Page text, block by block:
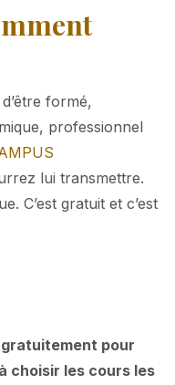
formé,
professionnel
lui transmettre.
C’est gratuit et c’est
pour
choisir les cours les